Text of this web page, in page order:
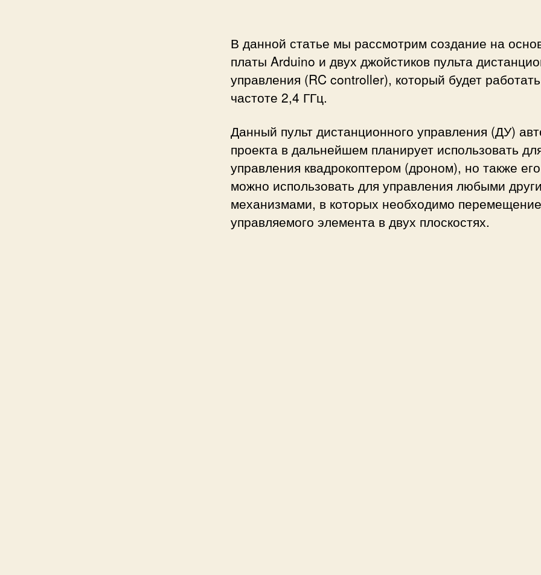
В данной статье мы рассмотрим создание на
платы Arduino и двух джойстиков пульта
управления (RC controller), который будет
частоте 2,4 ГГц.
Данный пульт дистанционного управления (ДУ)
проекта в дальнейшем планирует использовать
управления квадрокоптером (дроном), но также его
можно использовать для управления любыми
механизмами, в которых необходимо перемещение
управляемого элемента в двух плоскостях.